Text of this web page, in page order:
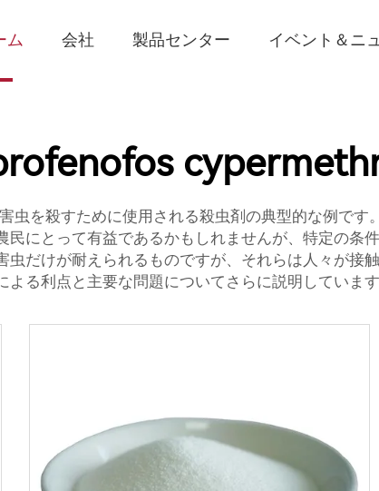
ム 会社 製品センター イベント＆ニ
虫を殺すために使用される殺虫剤の典型的な例で
にとって有益であるかもしれませんが、特定の条
だけが耐えられるものですが、それらは人々が接
る利点と主要な問題についてさらに説明しています